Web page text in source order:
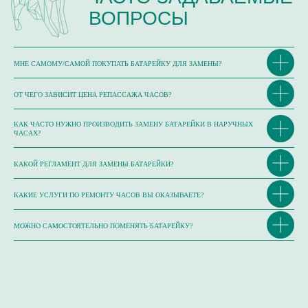
МНЕ САМОМУ/САМОЙ ПОКУПАТЬ БАТАРЕЙКУ ДЛЯ ЗАМЕНЫ?
ОТ ЧЕГО ЗАВИСИТ ЦЕНА РЕПАССАЖА ЧАСОВ?
КАК ЧАСТО НУЖНО ПРОИЗВОДИТЬ ЗАМЕНУ БАТАРЕЙКИ В НАРУЧНЫХ
ЧАСАХ?
КАКОЙ РЕГЛАМЕНТ ДЛЯ ЗАМЕНЫ БАТАРЕЙКИ?
КАКИЕ УСЛУГИ ПО РЕМОНТУ ЧАСОВ ВЫ ОКАЗЫВАЕТЕ?
МОЖНО САМОСТОЯТЕЛЬНО ПОМЕНЯТЬ БАТАРЕЙКУ?
ЗДРАВСТВУЙТЕ!
Я ДМИТРИЙ ЧУЙКОВ,
ЧАСОВОЙ МАСТЕР
> 20 ЛЕТ
ОПЫТ РАБОТЫ В СФЕРЕ ЧАСОВОГО СЕРВИСА: